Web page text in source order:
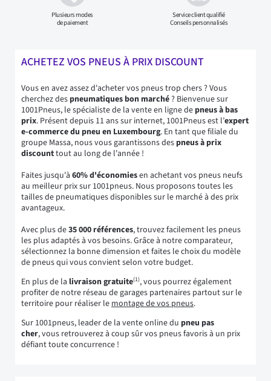
Plusieurs modes
de paiement
Service client qualifié
Conseils personnalisés
ACHETEZ VOS PNEUS À PRIX DISCOUNT
Vous en avez assez d'acheter vos pneus trop chers ? Vous
cherchez des pneumatiques bon marché? Bienvenue sur
1001Pneus, le spécialiste de la vente en ligne de pneus à bas
prix. Présent depuis 11 ans sur internet, 1001Pneus est l’expert
e-commerce du pneu en Luxembourg. En tant que filiale du
groupe Massa, nous vous garantissons des pneus à prix
discounttout au long de l'année !
Faites jusqu'à 60% d'économiesen achetant vos pneus neufs
au meilleur prix sur 1001pneus. Nous proposons toutes les
tailles de pneumatiques disponibles sur le marché à des prix
avantageux.
Avec plus de35 000 références, trouvez facilement les pneus
les plus adaptés à vos besoins. Grâce à notre comparateur,
sélectionnez la bonne dimension et faites le choix du modèle
de pneus qui vous convient selon votre budget.
En plus de la livraison gratuite(1), vous pourrez également
profiter de notre réseau de garages partenaires partout sur le
territoire pour réaliser lemontage de vos pneus.
Sur 1001pneus, leader de la vente online du pneu pas
cher, vous retrouverez à coup sûr vos pneus favoris à un prix
défiant toute concurrence !